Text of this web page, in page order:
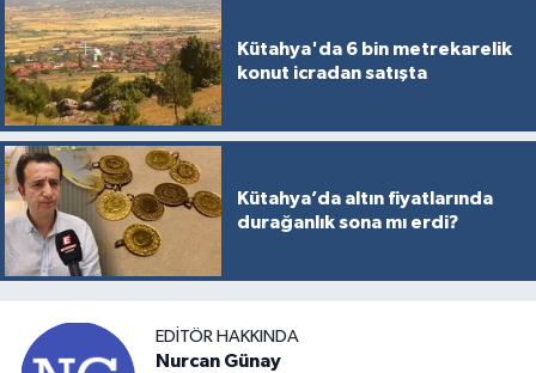
Kütahya'da 6 bin metrekarelik
konut icradan satışta
Kütahya’da altın fiyatlarında
durağanlık sona mı erdi?
EDITÖR HAKKINDA
Nurcan Günay